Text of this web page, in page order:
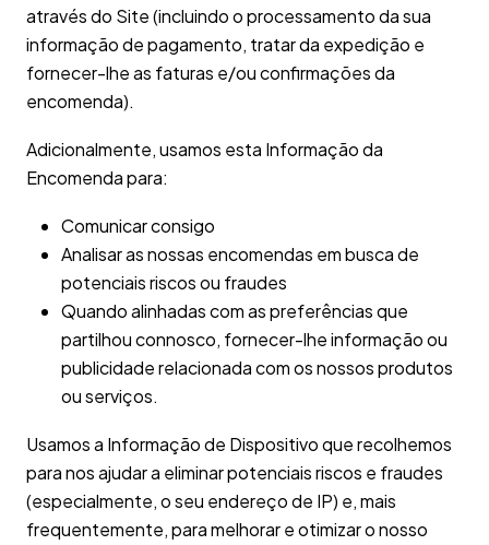
através do Site (incluindo o processamento da sua
informação de pagamento, tratar da expedição e
fornecer-lhe as faturas e/ou confirmações da
encomenda).
Adicionalmente, usamos esta Informação da
Encomenda para:
Comunicar consigo
Analisar as nossas encomendas em busca de
potenciais riscos ou fraudes
Quando alinhadas com as preferências que
partilhou connosco, fornecer-lhe informação ou
publicidade relacionada com os nossos produtos
ou serviços.
Usamos a Informação de Dispositivo que recolhemos
para nos ajudar a eliminar potenciais riscos e fraudes
(especialmente, o seu endereço de IP) e, mais
frequentemente, para melhorar e otimizar o nosso